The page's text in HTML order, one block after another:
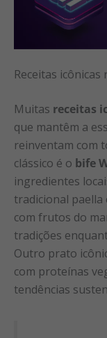
Receitas
Muitas receitas
que mantêm a
reinventam com
clássico é o bife
ingredientes
tradicional
com frutos do
tradições
Outro prato
com proteínas
tendências